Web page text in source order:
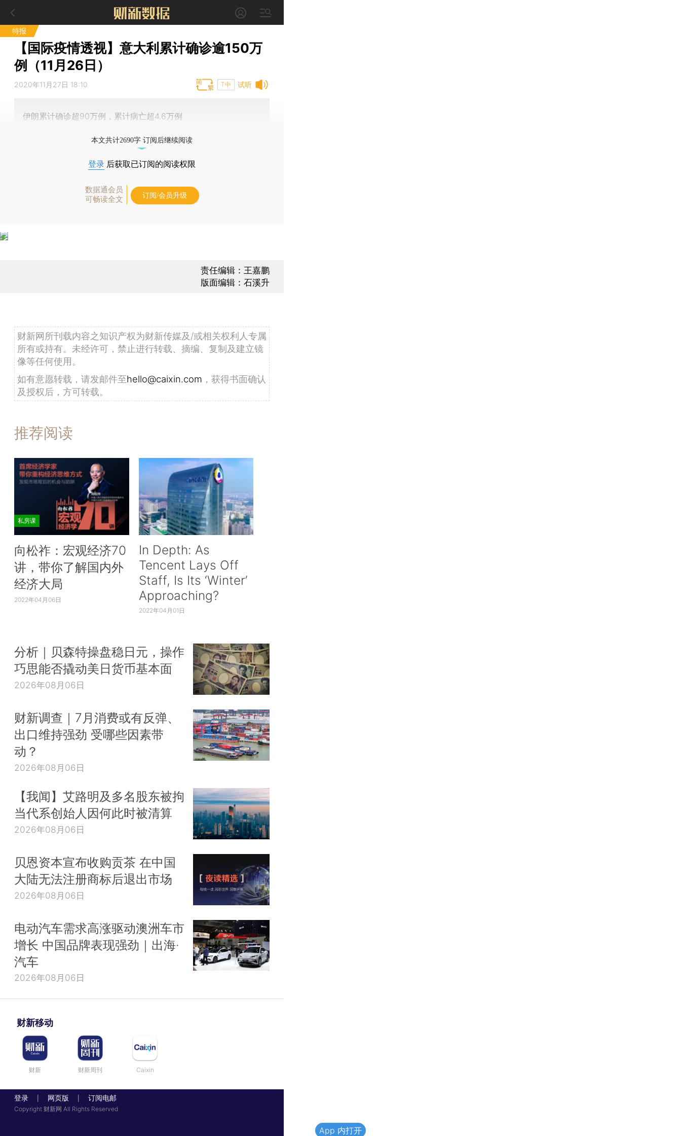
特报
【国际疫情透视】意大利累计确诊逾150万
例（11月26日）
试听
2020年11月27日 18:10 T中
伊朗累计确诊超90万例，累计病亡超4.6万例
本文共计2690字 订阅后继续阅读
登录 后获取已订阅的阅读权限
数据通会员
可畅读全文
订阅/会员升级
责任编辑：王嘉鹏
版面编辑：石溪升
财新网所刊载内容之知识产权为财新传媒及/或相关权利人专属
所有或持有。未经许可，禁止进行转载、摘编、复制及建立镜
像等任何使用。
如有意愿转载，请发邮件至hello@caixin.com ，获得书面确认
及授权后，方可转载。
推荐阅读
私房课
向松祚：宏观经济70
讲，带你了解国内外
经济大局
2022年04月06日
In Depth: As
Tencent Lays Off
Staff, Is Its ‘Winter’
Approaching?
2022年04月01日
分析｜贝森特操盘稳日元，操作
巧思能否撬动美日货币基本面
2026年08月06日
财新调查｜7月消费或有反弹、
出口维持强劲 受哪些因素带
动？
2026年08月06日
【我闻】艾路明及多名股东被拘
当代系创始人因何此时被清算
2026年08月06日
贝恩资本宣布收购贡茶 在中国
大陆无法注册商标后退出市场
2026年08月06日
电动汽车需求高涨驱动澳洲车市
增长 中国品牌表现强劲｜出海·
汽车
2026年08月06日
财新移动
财新 财新周刊 Caixin
登录 网页版 订阅电邮
Copyright 财新网 All Rights Reserved
App 内打开